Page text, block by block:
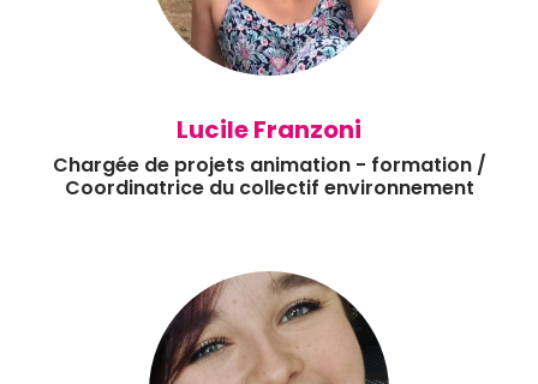
Lucile Franzoni
Chargée de projets animation - formation /
Coordinatrice du collectif environnement